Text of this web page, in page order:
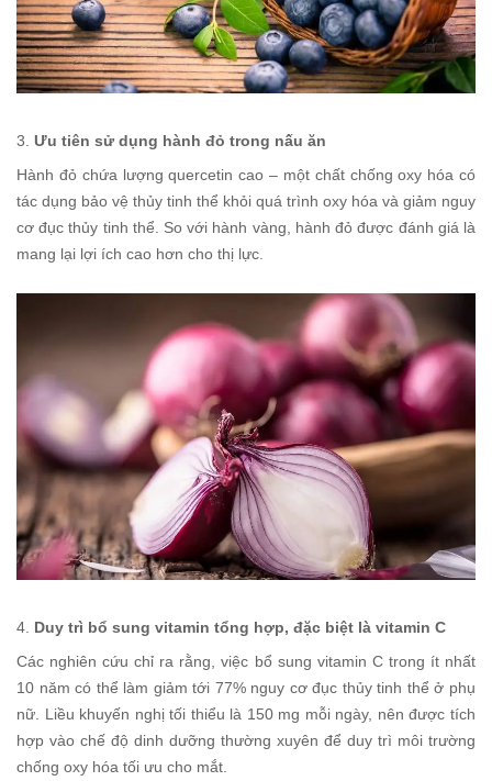
3. Ưu tiên sử dụng hành đỏ trong nấu ăn
Hành đỏ chứa lượng quercetin cao – một chất chống oxy hóa có
tác dụng bảo vệ thủy tinh thể khỏi quá trình oxy hóa và giảm nguy
cơ đục thủy tinh thể. So với hành vàng, hành đỏ được đánh giá là
mang lại lợi ích cao hơn cho thị lực.
4. Duy trì bổ sung vitamin tổng hợp, đặc biệt là vitamin C
Các nghiên cứu chỉ ra rằng, việc bổ sung vitamin C trong ít nhất
10 năm có thể làm giảm tới 77% nguy cơ đục thủy tinh thể ở phụ
nữ. Liều khuyến nghị tối thiểu là 150 mg mỗi ngày, nên được tích
hợp vào chế độ dinh dưỡng thường xuyên để duy trì môi trường
chống oxy hóa tối ưu cho mắt.